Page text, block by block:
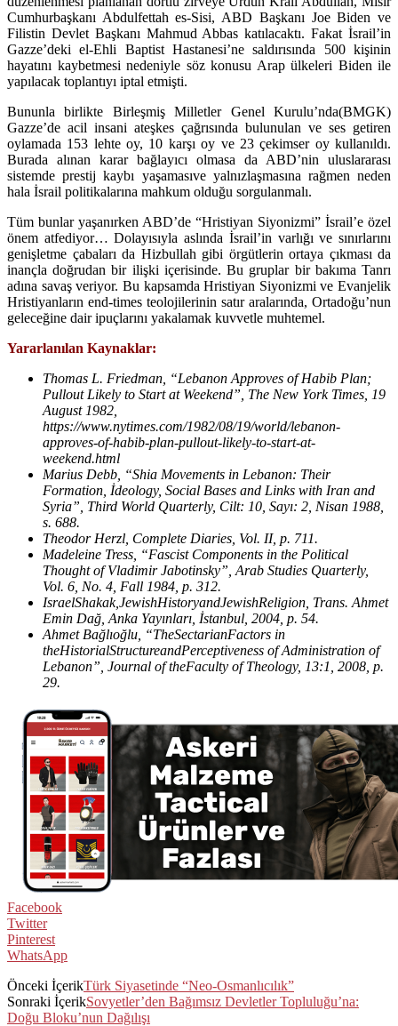
Cumhurbaşkanı Abdulfettah es-Sisi, ABD Başkanı Joe Biden ve
Filistin Devlet Başkanı Mahmud Abbas katılacaktı. Fakat İsrail’in
Gazze’deki el-Ehli Baptist Hastanesi’ne saldırısında 500 kişinin
hayatını kaybetmesi nedeniyle söz konusu Arap ülkeleri Biden ile
yapılacak toplantıyı iptal etmişti.
Bununla birlikte Birleşmiş Milletler Genel Kurulu’nda(BMGK)
Gazze’de acil insani ateşkes çağrısında bulunulan ve ses getiren
oylamada 153 lehte oy, 10 karşı oy ve 23 çekimser oy kullanıldı.
Burada alınan karar bağlayıcı olmasa da ABD’nin uluslararası
sistemde prestij kaybı yaşamasıve yalnızlaşmasına rağmen neden
hala İsrail politikalarına mahkum olduğu sorgulanmalı.
Tüm bunlar yaşanırken ABD’de “Hristiyan Siyonizmi” İsrail’e özel
önem atfediyor… Dolayısıyla aslında İsrail’in varlığı ve sınırlarını
genişletme çabaları da Hizbullah gibi örgütlerin ortaya çıkması da
inançla doğrudan bir ilişki içerisinde. Bu gruplar bir bakıma Tanrı
adına savaş veriyor. Bu kapsamda Hristiyan Siyonizmi ve Evanjelik
Hristiyanların end-times teolojilerinin satır aralarında, Ortadoğu’nun
geleceğine dair ipuçlarını yakalamak kuvvetle muhtemel.
Yararlanılan Kaynaklar:
Thomas L. Friedman, “Lebanon Approves of Habib Plan;
Pullout Likely to Start at Weekend”, The New York Times, 19
August 1982,
https://www.nytimes.com/1982/08/19/world/lebanon-
approves-of-habib-plan-pullout-likely-to-start-at-
weekend.html
Marius Debb, “Shia Movements in Lebanon: Their
Formation, İdeology, Social Bases and Links with Iran and
Syria”, Third World Quarterly, Cilt: 10, Sayı: 2, Nisan 1988,
s. 688.
Theodor Herzl, Complete Diaries, Vol. II, p. 711.
Madeleine Tress, “Fascist Components in the Political
Thought of Vladimir Jabotinsky”, Arab Studies Quarterly,
Vol. 6, No. 4, Fall 1984, p. 312.
IsraelShakak,JewishHistoryandJewishReligion, Trans. Ahmet
Emin Dağ, Anka Yayınları, İstanbul, 2004, p. 54.
Ahmet Bağlıoğlu, “TheSectarianFactors in
theHistorialStructureandPerceptiveness of Administration of
Lebanon”, Journal of theFaculty of Theology, 13:1, 2008, p.
29.
Facebook
Twitter
Pinterest
WhatsApp
Önceki İçerikTürk Siyasetinde “Neo-Osmanlıcılık”
Sonraki İçerikSovyetler’den Bağımsız Devletler Topluluğu’na:
Doğu Bloku’nun Dağılışı